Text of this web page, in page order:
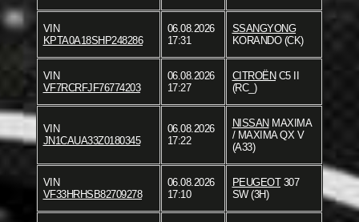
VIN
KPTA0A18SHP248286
06.08.2026
17:31
SSANGYONG
KORANDO (CK)
VIN
VF7RCRFJF76774203
06.08.2026
17:27
CITROËNC5 II
(RC_)
VIN
JN1CAUA33Z0180345
06.08.2026
17:22
NISSANMAXIMA
/ MAXIMA QX V
(A33)
VIN
VF33HRHSB82709278
06.08.2026
17:10
PEUGEOT307
SW (3H)